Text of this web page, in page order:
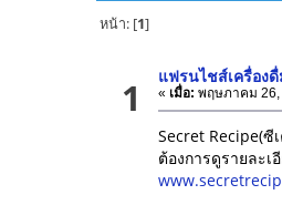
หน้า: [1]
1 แฟรนไชส์เครื่อง
« เมื่อ: พฤษภาคม 26,
Secret Recipe(
ต้องการดูรายละ